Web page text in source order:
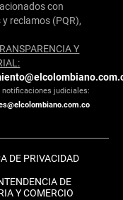
con
reclamos (PQR),
Y
notificaciones judiciales:
DE PRIVACIDAD
DE
Y COMERCIO